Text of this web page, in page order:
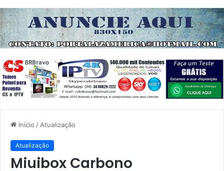
Início / Atualização
Atualização
Miuibox Carbono